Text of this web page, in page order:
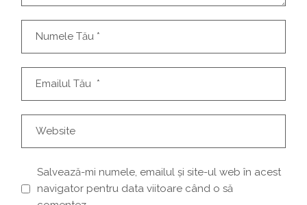
Salvează-mi numele, emailul și site-ul web în acest
navigator pentru data viitoare când o să